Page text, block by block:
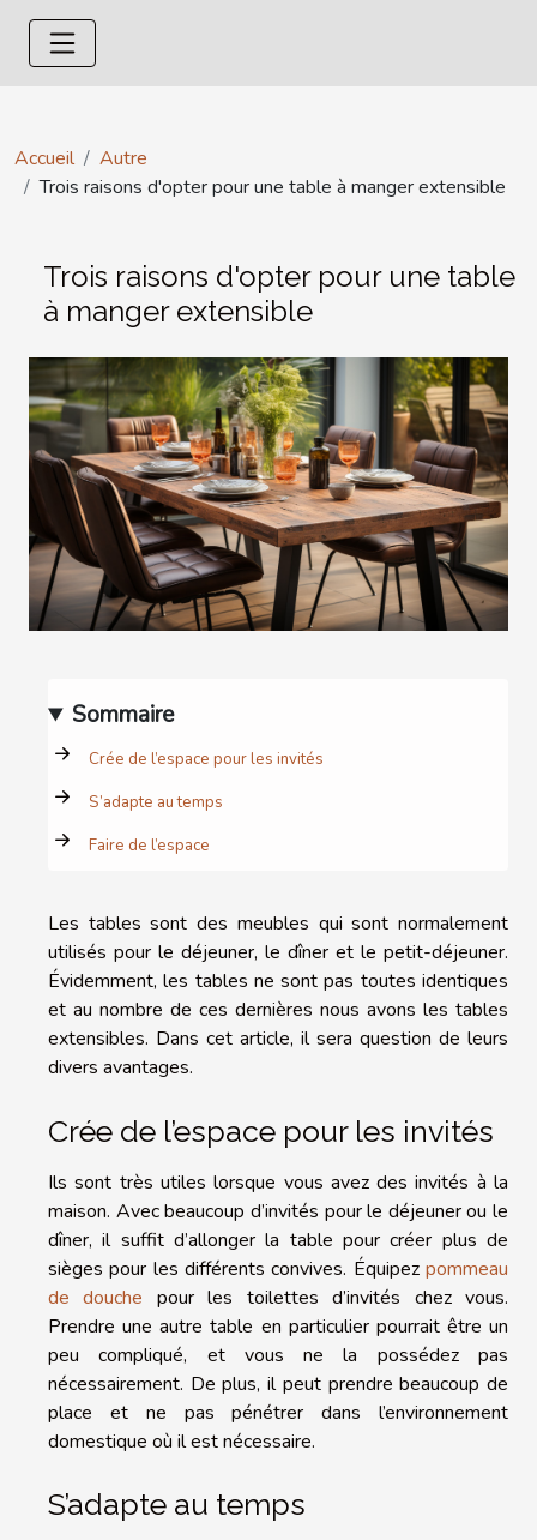
Accueil
Autre
Trois raisons d'opter pour une table à manger extensible
Trois raisons d'opter pour une table
à manger extensible
Sommaire
Crée de l’espace pour les invités
S’adapte au temps
Faire de l’espace
Les tables sont des meubles qui sont normalement
utilisés pour le déjeuner, le dîner et le petit-déjeuner.
Évidemment, les tables ne sont pas toutes identiques
et au nombre de ces dernières nous avons les tables
extensibles. Dans cet article, il sera question de leurs
divers avantages.
Crée de l’espace pour les invités
Ils sont très utiles lorsque vous avez des invités à la
maison. Avec beaucoup d’invités pour le déjeuner ou le
dîner, il suffit d’allonger la table pour créer plus de
sièges pour les différents convives. Équipez pommeau
de douche pour les toilettes d’invités chez vous.
Prendre une autre table en particulier pourrait être un
peu compliqué, et vous ne la possédez pas
nécessairement. De plus, il peut prendre beaucoup de
place et ne pas pénétrer dans l’environnement
domestique où il est nécessaire.
S’adapte au temps